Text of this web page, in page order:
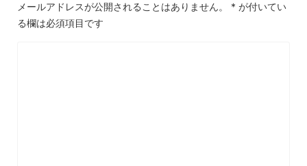
メールアドレスが公開されることはありません。 * が付いてい
る欄は必須項目です